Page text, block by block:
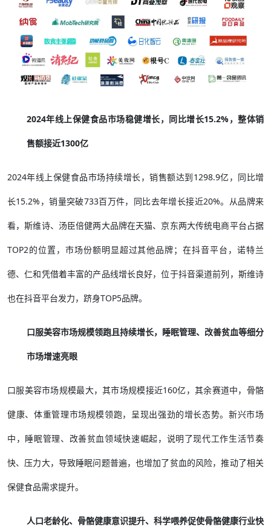
2024年线上保健食品市场稳健增长，同比增长15.2%，整体销
售额接近1300亿
2024年线上保健食品市场持续增长，销售额达到1298.9亿，同比增
长15.2%，销量突破733百万件，同比去年增长接近20%。从品牌来
看，斯维诗、汤臣倍健两大品牌在天猫、京东两大传统电商平台占据
TOP2的位置，市场份额明显超过其他品牌；在抖音平台，诺特兰
德、仁和凭借着丰富的产品线增长良好，位于抖音渠道前列，斯维诗
也在抖音平台发力，跻身TOP5品牌。
口服美容市场规模领跑且持续增长，睡眠管理、改善贫血等细分
市场增速亮眼
口服美容市场规模最大，其市场规模接近160亿，其余赛道中，骨骼
健康、体重管理市场规模领跑，呈现出强劲的增长态势。新兴市场
中，睡眠管理、改善贫血领域快速崛起，说明了现代工作生活节奏
快、压力大，导致睡眠问题普遍，也增加了贫血的风险，推动了相关
保健食品需求提升。
人口老龄化、骨骼健康意识提升、科学喂养促使骨骼健康行业快